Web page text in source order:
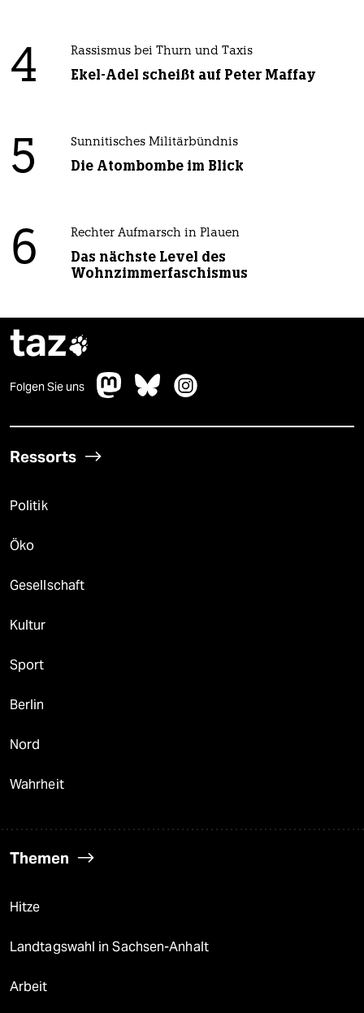
4 Rassismus bei Thurn und Taxis
Ekel-Adel scheißt auf Peter Maffay
5 Sunnitisches Militärbündnis
Die Atombombe im Blick
6 Rechter Aufmarsch in Plauen
Das nächste Level des
Wohnzimmerfaschismus
taz
Folgen Sie uns
Ressorts
Politik
Öko
Gesellschaft
Kultur
Sport
Berlin
Nord
Wahrheit
Themen
Hitze
Landtagswahl in Sachsen-Anhalt
Arbeit